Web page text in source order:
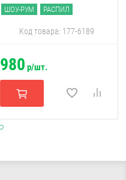
ШОУ-РУМ РАСПИЛ
Код товара: 177-6189
980 р/шт.